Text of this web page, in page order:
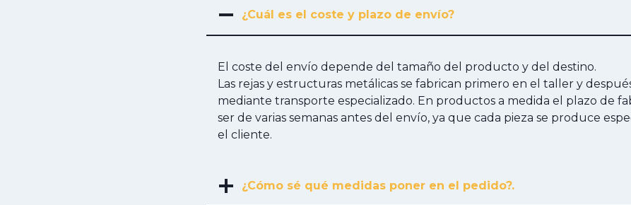
¿Cuál es el coste y plazo de envío?
El coste del envío depende del tamaño del producto y del destino.
Las rejas y estructuras metálicas se fabrican primero en el taller y
mediante transporte especializado. En productos a medida el plazo de
ser de varias semanas antes del envío, ya que cada pieza se produce
el cliente.
¿Cómo sé qué medidas poner en el pedido?.